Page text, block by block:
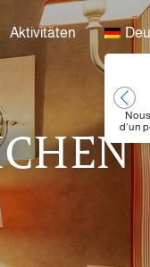
Aktivitäten
bien
d’un
dès